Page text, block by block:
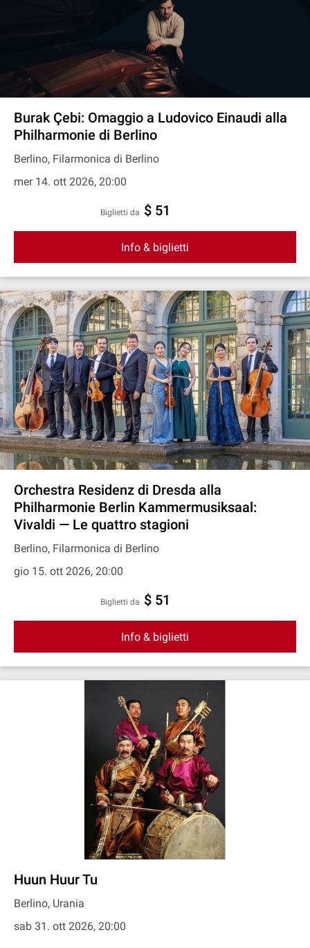
Burak Çebi: Omaggio a Ludovico Einaudi alla
Philharmonie di Berlino
Berlino, Filarmonica di Berlino
mer 14. ott 2026, 20:00
Biglietti da $ 51
Info & biglietti
Orchestra Residenz di Dresda alla
Philharmonie Berlin Kammermusiksaal:
Vivaldi — Le quattro stagioni
Berlino, Filarmonica di Berlino
gio 15. ott 2026, 20:00
Biglietti da $ 51
Info & biglietti
Huun Huur Tu
Berlino, Urania
sab 31. ott 2026, 20:00